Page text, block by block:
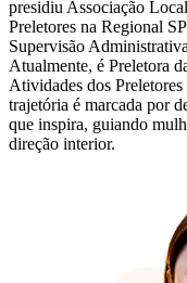
presidiu Associação
Preletores na Regional
Supervisão
Atualmente, é Preletora
Atividades dos
trajetória é marcada por
que inspira, guiando
direção interior.